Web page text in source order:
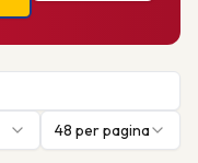
48 per pagina